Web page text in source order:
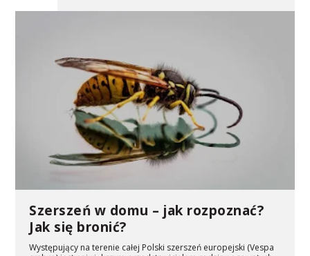
Szerszeń w domu – jak rozpoznać?
Jak się bronić?
Występujący na terenie całej Polski szerszeń europejski (Vespa